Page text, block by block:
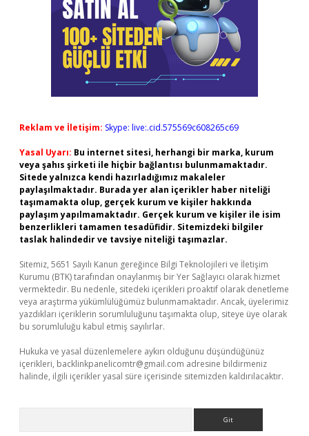
Reklam ve İletişim: Skype: live:.cid.575569c608265c69
Yasal Uyarı: Bu internet sitesi, herhangi bir marka, kurum
veya şahıs şirketi ile hiçbir bağlantısı bulunmamaktadır.
Sitede yalnızca kendi hazırladığımız makaleler
paylaşılmaktadır. Burada yer alan içerikler haber niteliği
taşımamakta olup, gerçek kurum ve kişiler hakkında
paylaşım yapılmamaktadır. Gerçek kurum ve kişiler ile isim
benzerlikleri tamamen tesadüfidir. Sitemizdeki bilgiler
taslak halindedir ve tavsiye niteliği taşımazlar.
Sitemiz, 5651 Sayılı Kanun gereğince Bilgi Teknolojileri ve İletişim
Kurumu (BTK) tarafından onaylanmış bir Yer Sağlayıcı olarak hizmet
vermektedir. Bu nedenle, sitedeki içerikleri proaktif olarak denetleme
veya araştırma yükümlülüğümüz bulunmamaktadır. Ancak, üyelerimiz
yazdıkları içeriklerin sorumluluğunu taşımakta olup, siteye üye olarak
bu sorumluluğu kabul etmiş sayılırlar.
Hukuka ve yasal düzenlemelere aykırı olduğunu düşündüğünüz
içerikleri, backlinkpanelicomtr@gmail.com adresine bildirmeniz
halinde, ilgili içerikler yasal süre içerisinde sitemizden kaldırılacaktır.